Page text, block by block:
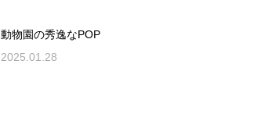
動物園の秀逸なPOP
2025.01.28